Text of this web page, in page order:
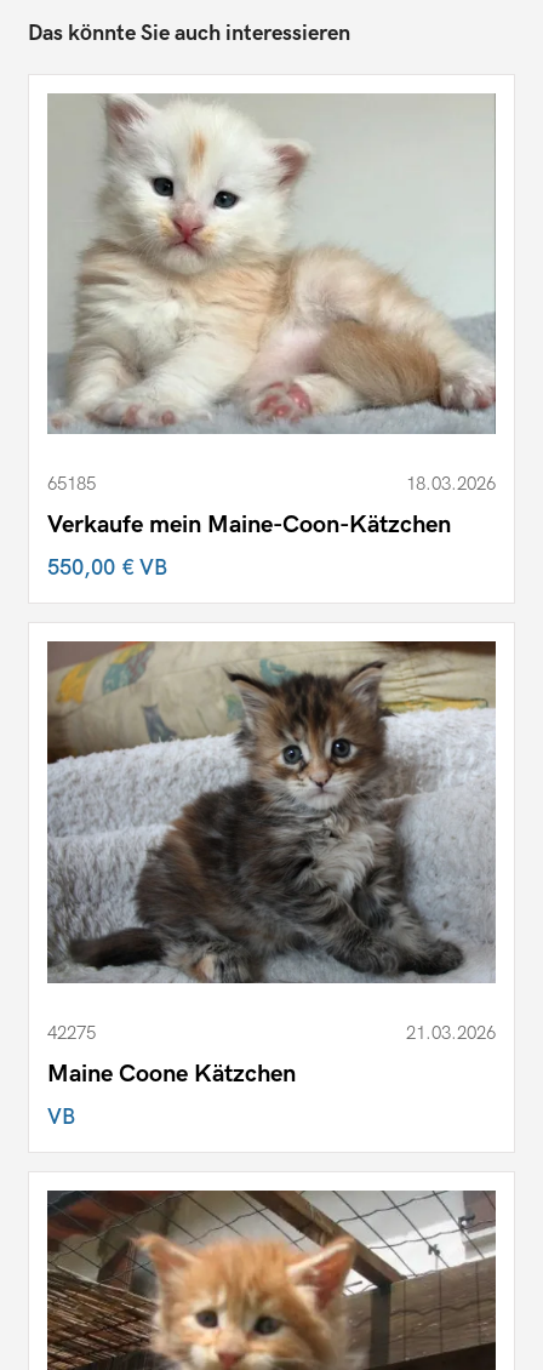
Das könnte Sie auch interessieren
65185 18.03.2026
Verkaufe mein Maine-Coon-Kätzchen
550,00 €VB
42275 21.03.2026
Maine Coone Kätzchen
VB